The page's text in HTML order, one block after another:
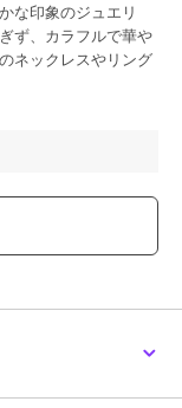
な印象のジュエリ
ず、カラフルで華や
ネックレスやリング
リー